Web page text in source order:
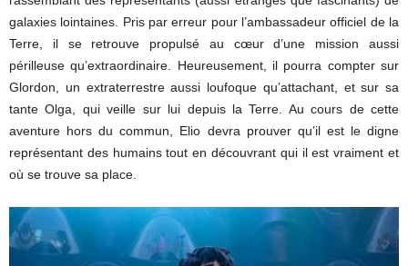
galaxies lointaines. Pris par erreur pour l’ambassadeur officiel de la
Terre, il se retrouve propulsé au cœur d’une mission aussi
périlleuse qu’extraordinaire. Heureusement, il pourra compter sur
Glordon, un extraterrestre aussi loufoque qu’attachant, et sur sa
tante Olga, qui veille sur lui depuis la Terre. Au cours de cette
aventure hors du commun, Elio devra prouver qu’il est le digne
représentant des humains tout en découvrant qui il est vraiment et
où se trouve sa place.